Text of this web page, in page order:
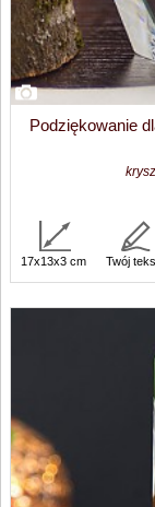
Podziękowanie
17x13x3 cm Twój